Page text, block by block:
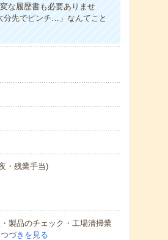
な履歴書も必要ありませ
分先でピンチ…」なんてこと
・残業手当)
製品のチェック・工場清掃業
つづきを見る